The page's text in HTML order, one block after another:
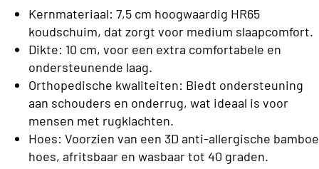
s
s
C
l
a
s
s
C
s
o
n
s
b
e
Boxsprings
Kernmateriaal: 7,5 cm hoogwaardig HR65
koudschuim, dat zorgt voor medium slaapcomfort.
Dikte: 10 cm, voor een extra comfortabele en
ondersteunende laag.
Orthopedische kwaliteiten: Biedt ondersteuning
aan schouders en onderrug, wat ideaal is voor
mensen met rugklachten.
Hoes: Voorzien van een 3D anti-allergische bamboe
hoes, afritsbaar en wasbaar tot 40 graden.